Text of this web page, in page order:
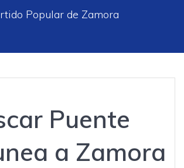
Popular de Zamora
Puente
a Zamora